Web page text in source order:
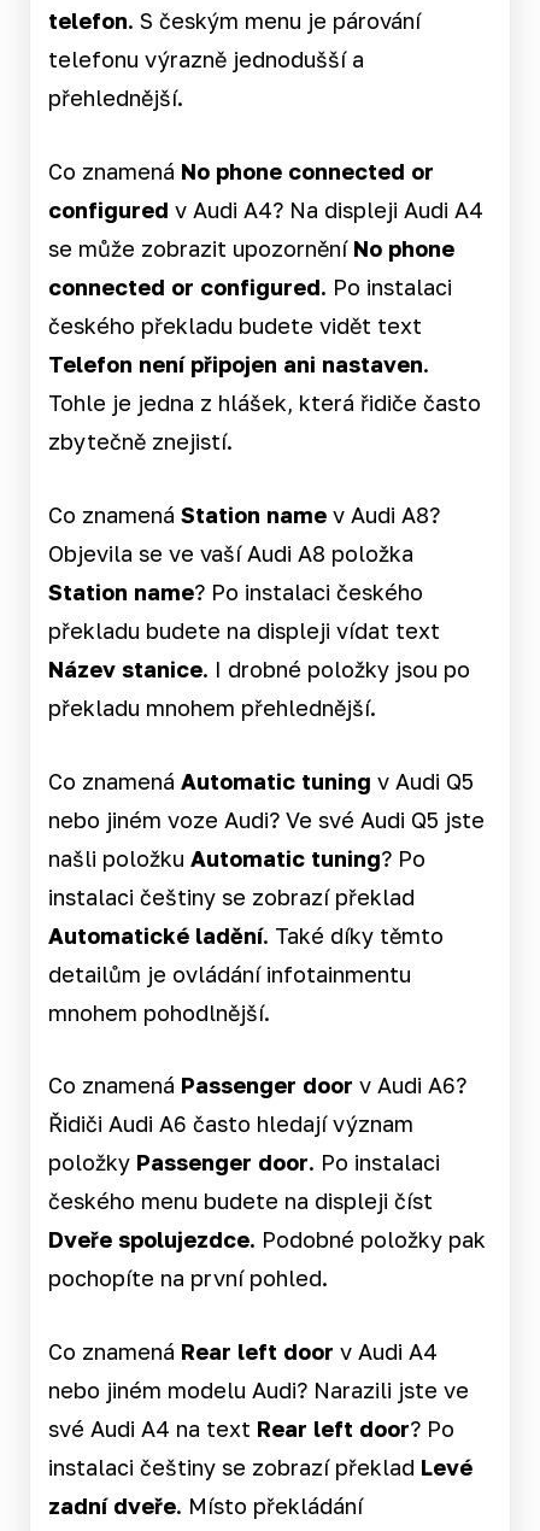
telefon. S českým menu je párování
telefonu výrazně jednodušší a
přehlednější.
Co znamená No phone connected or
configured v Audi A4? Na displeji Audi A4
se může zobrazit upozornění No phone
connected or configured. Po instalaci
českého překladu budete vidět text
Telefon není připojen ani nastaven.
Tohle je jedna z hlášek, která řidiče často
zbytečně znejistí.
Co znamená Station name v Audi A8?
Objevila se ve vaší Audi A8 položka
Station name? Po instalaci českého
překladu budete na displeji vídat text
Název stanice. I drobné položky jsou po
překladu mnohem přehlednější.
Co znamená Automatic tuning v Audi Q5
nebo jiném voze Audi? Ve své Audi Q5 jste
našli položku Automatic tuning? Po
instalaci češtiny se zobrazí překlad
Automatické ladění. Také díky těmto
detailům je ovládání infotainmentu
mnohem pohodlnější.
Co znamená Passenger door v Audi A6?
Řidiči Audi A6 často hledají význam
položky Passenger door. Po instalaci
českého menu budete na displeji číst
Dveře spolujezdce. Podobné položky pak
pochopíte na první pohled.
Co znamená Rear left door v Audi A4
nebo jiném modelu Audi? Narazili jste ve
své Audi A4 na text Rear left door? Po
instalaci češtiny se zobrazí překlad Levé
zadní dveře. Místo překládání